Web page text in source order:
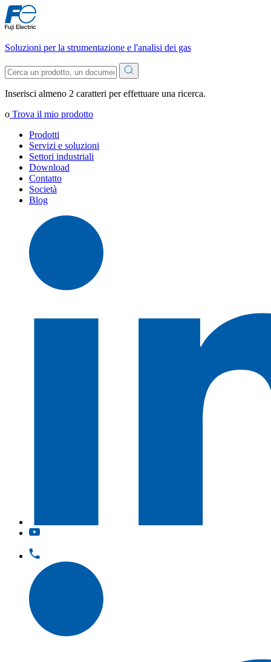
Soluzioni per la strumentazione e l'analisi dei gas
Inserisci almeno 2 caratteri per effettuare una ricerca.
o Trova il mio prodotto
Prodotti
Servizi e soluzioni
Settori industriali
Download
Contatto
Società
Blog